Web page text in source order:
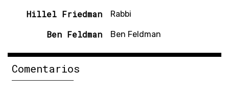
Hillel Friedman Rabbi
Ben Feldman Ben Feldman
Comentarios